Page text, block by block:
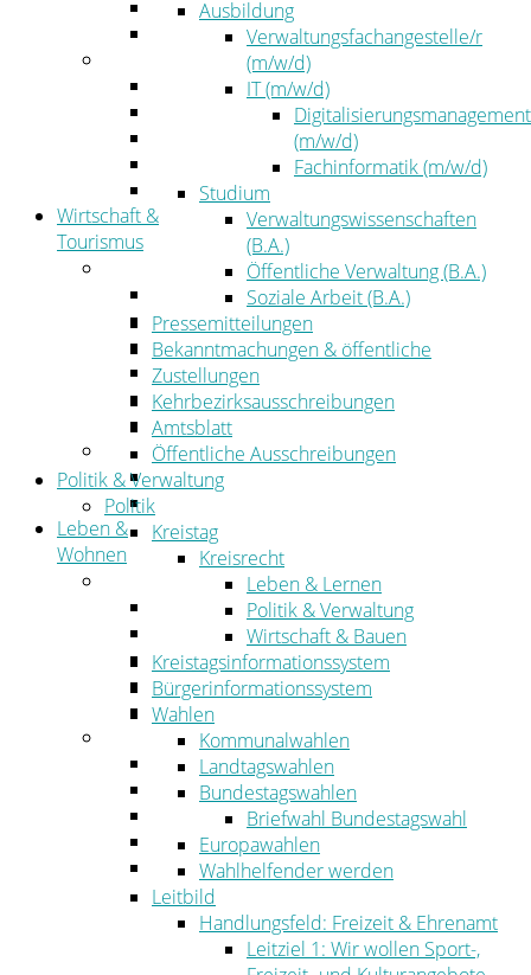
Wahlen
Der Landrat
Kommunalaufsicht
Zahlen, Daten, Fakten
Wirtschaft &
Tourismus
Wirtschaftsförderung
Gewerbeflächen und Unternehmen
Arbeitgeberservice
Mobilfunk & Breitband
Straßen- und Radwegebau
Landwirtschaft
Tourismus
Freizeit und Urlaub im Landkreis
Veranstaltungen
Leben &
Wohnen
Migration
Schulen, Bildung, Sport und Kultur
Soziales
Gesundheit
Jugend, Familie und Senioren
Bauen und Planen
Abfall
Umwelt
Ordnung
Ausbildung
Verwaltungsfachangestelle/r
(m/w/d)
IT (m/w/d)
Digitalisierungsmanagement
(m/w/d)
Fachinformatik (m/w/d)
Studium
Verwaltungswissenschaften
(B.A.)
Öffentliche Verwaltung (B.A.)
Soziale Arbeit (B.A.)
Pressemitteilungen
Bekanntmachungen & öffentliche
Zustellungen
Kehrbezirksausschreibungen
Amtsblatt
Öffentliche Ausschreibungen
Politik & Verwaltung
Politik
Kreistag
Kreisrecht
Leben & Lernen
Politik & Verwaltung
Wirtschaft & Bauen
Kreistagsinformationssystem
Bürgerinformationssystem
Wahlen
Kommunalwahlen
Landtagswahlen
Bundestagswahlen
Briefwahl Bundestagswahl
Europawahlen
Wahlhelfender werden
Leitbild
Handlungsfeld: Freizeit & Ehrenamt
Leitziel 1: Wir wollen Sport-,